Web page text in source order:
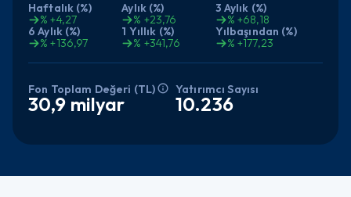
Haftalık (%)
% +4,27
Aylık (%)
% +23,76
3 Aylık (%)
% +68,18
6 Aylık (%)
% +136,97
1 Yıllık (%)
% +341,76
Yılbaşından (%)
% +177,23
Fon Toplam Değeri (TL)
30,9 milyar
Yatırımcı Sayısı
10.236